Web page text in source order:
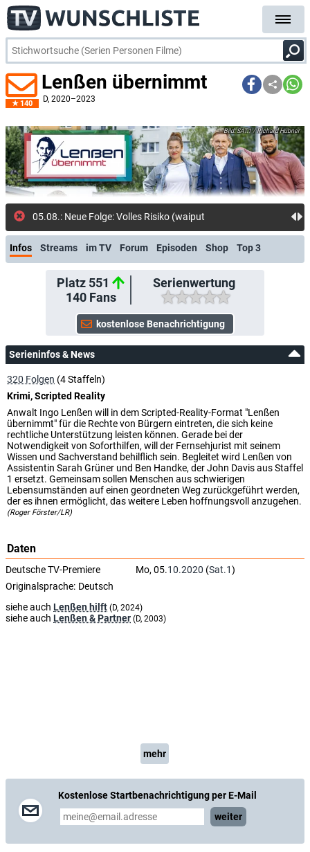
140
Lenßen übernimmt
D, 2020–2023
SAT.1 / Richard Hübner
05.08.: Neue Folge: Volles Risiko (waiputhek)
Infos Streams im TV Forum Episoden Shop Top 3
Platz 551
140Fans
Serienwertung
Serieninfos & News
320 Folgen (4 Staffeln)
Krimi, Scripted Reality
Anwalt Ingo Lenßen will in dem Scripted-Reality-Format "Lenßen
übernimmt" für die Rechte von Bürgern eintreten, die sich keine
rechtliche Unterstützung leisten können. Gerade bei der
Notwendigkeit von Soforthilfen, will der Fernsehjurist mit seinem
Wissen und Sachverstand behilflich sein. Begleitet wird Lenßen von
Assistentin Sarah Grüner und Ben Handke, der John Davis aus Staffel
1 ersetzt. Gemeinsam sollen Menschen aus schwierigen
Lebensumständen auf einen geordneten Weg zurückgeführt werden,
der es ihnen ermöglicht, das weitere Leben hoffnungsvoll anzugehen.
(Roger Förster/LR)
Daten
Deutsche TV-Premiere Mo, 05.10.2020 (Sat.1)
Originalsprache: Deutsch
siehe auch Lenßen hilft (D, 2024)
siehe auch Lenßen & Partner (D, 2003)
mehr
Kostenlose Startbenachrichtigung per E-Mail
weiter